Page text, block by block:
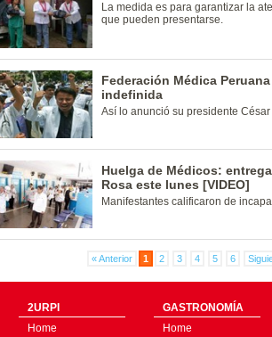
La medida es para garantizar la
que pueden presentarse.
Federación Médica
indefinida
Así lo anunció su presidente
Huelga de Médicos:
Rosa este lunes [VIDEO]
Manifestantes calificaron de
« Anterior 1 2 3 4 5 6
2URPI
Home
GASTRONOMÍA
Home